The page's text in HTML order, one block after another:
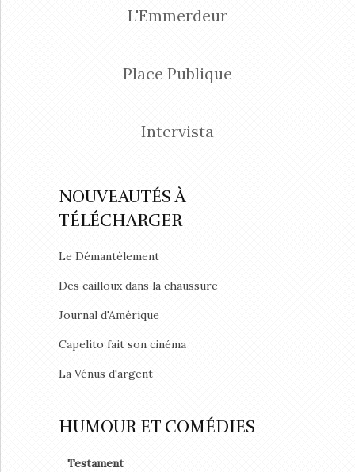
L'Emmerdeur
Place Publique
Intervista
NOUVEAUTÉS À
TÉLÉCHARGER
Le Démantèlement
Des cailloux dans la chaussure
Journal d'Amérique
Capelito fait son cinéma
La Vénus d'argent
HUMOUR ET COMÉDIES
Testament